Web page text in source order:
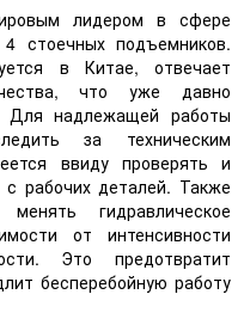
лидером в сфере
стоечных подъемников.
в Китае, отвечает
что уже давно
Для надлежащей работы
за техническим
ввиду проверять и
рабочих деталей. Также
менять гидравлическое
от интенсивности
Это предотвратит
бесперебойную работу